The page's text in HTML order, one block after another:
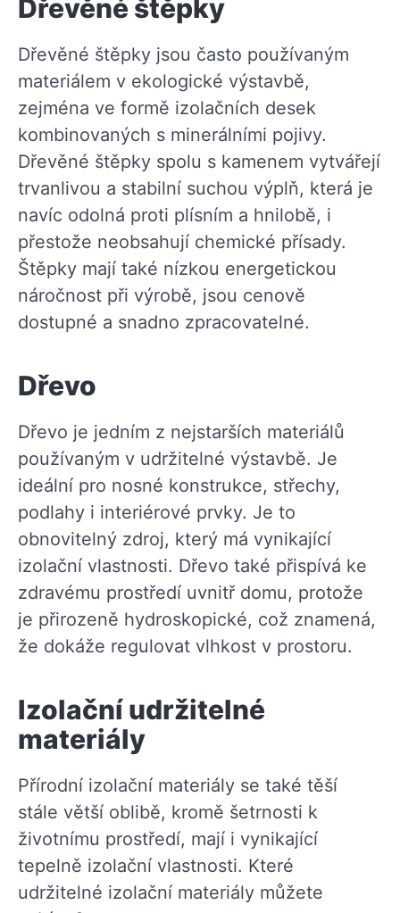
Dřevěné štěpky
Dřevěné štěpky jsou často používaným
materiálem v ekologické výstavbě,
zejména ve formě izolačních desek
kombinovaných s minerálními pojivy.
Dřevěné štěpky spolu s kamenem vytvářejí
trvanlivou a stabilní suchou výplň, která je
navíc odolná proti plísním a hnilobě, i
přestože neobsahují chemické přísady.
Štěpky mají také nízkou energetickou
náročnost při výrobě, jsou cenově
dostupné a snadno zpracovatelné.
Dřevo
Dřevo je jedním z nejstarších materiálů
používaným v udržitelné výstavbě. Je
ideální pro nosné konstrukce, střechy,
podlahy i interiérové prvky. Je to
obnovitelný zdroj, který má vynikající
izolační vlastnosti. Dřevo také přispívá ke
zdravému prostředí uvnitř domu, protože
je přirozeně hydroskopické, což znamená,
že dokáže regulovat vlhkost v prostoru.
Izolační udržitelné
materiály
Přírodní izolační materiály se také těší
stále větší oblibě, kromě šetrnosti k
životnímu prostředí, mají i vynikající
tepelně izolační vlastnosti. Které
udržitelné izolační materiály můžete